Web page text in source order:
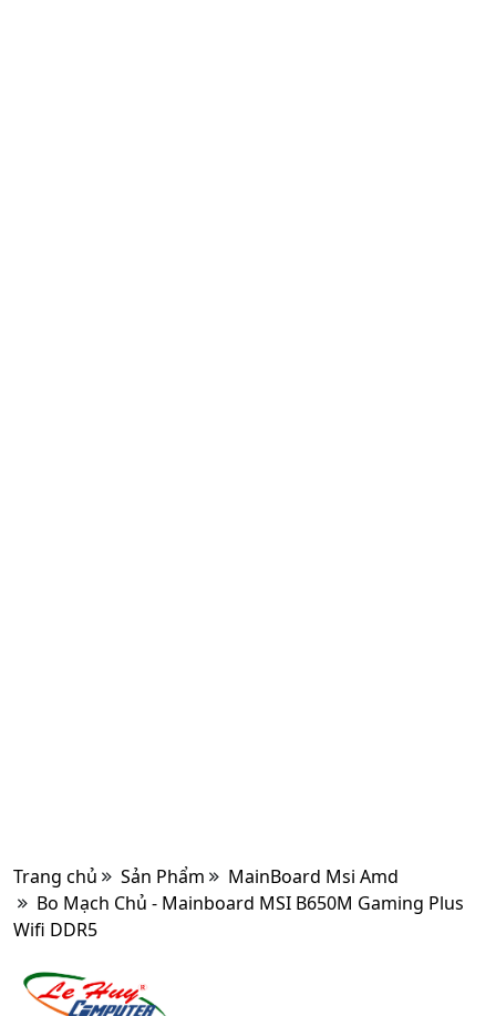
Trang chủ Sản Phẩm
MainBoard Msi Amd
Bo Mạch Chủ - Mainboard MSI B650M Gaming Plus
Wifi DDR5